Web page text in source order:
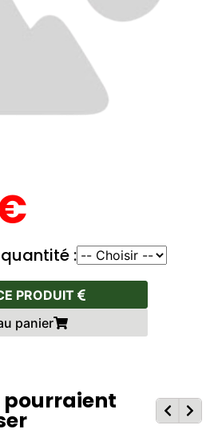
:
PRODUIT
panier
pourraient